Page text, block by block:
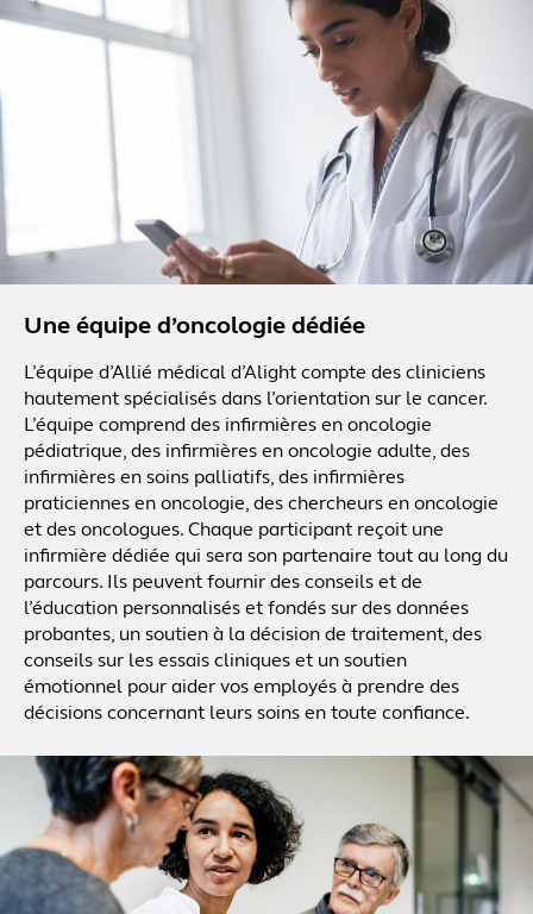
Une équipe d’oncologie dédiée
L’équipe d’Allié médical d’Alight compte des cliniciens
hautement spécialisés dans l’orientation sur le cancer.
L’équipe comprend des infirmières en oncologie
pédiatrique, des infirmières en oncologie adulte, des
infirmières en soins palliatifs, des infirmières
praticiennes en oncologie, des chercheurs en oncologie
et des oncologues. Chaque participant reçoit une
infirmière dédiée qui sera son partenaire tout au long du
parcours. Ils peuvent fournir des conseils et de
l’éducation personnalisés et fondés sur des données
probantes, un soutien à la décision de traitement, des
conseils sur les essais cliniques et un soutien
émotionnel pour aider vos employés à prendre des
décisions concernant leurs soins en toute confiance.